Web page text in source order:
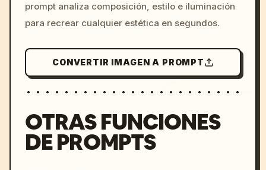
prompt analiza composición, estilo e iluminación
para recrear cualquier estética en segundos.
CONVERTIR IMAGEN A PROMPT
OTRAS FUNCIONES
DE PROMPTS